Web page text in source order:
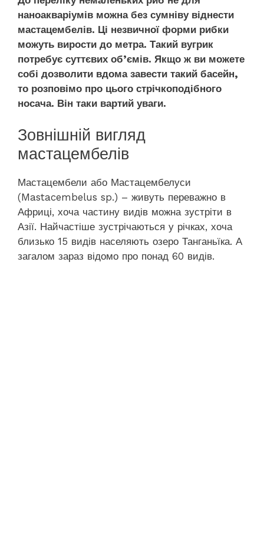
наноакваріумів можна без сумніву віднести
мастацембелів. Ці незвичної форми рибки
можуть вирости до метра. Такий вугрик
потребує суттєвих об’ємів. Якщо ж ви можете
собі дозволити вдома завести такий басейн,
то розповімо про цього стрічкоподібного
носача. Він таки вартий уваги.
Зовнішній вигляд
мастацембелів
Мастацембели або Мастацембелуси
(Mastacembelus sp.) – живуть переважно в
Африці, хоча частину видів можна зустріти в
Азії. Найчастіше зустрічаються у річках, хоча
близько 15 видів населяють озеро Танганьїка. А
загалом зараз відомо про понад 60 видів.